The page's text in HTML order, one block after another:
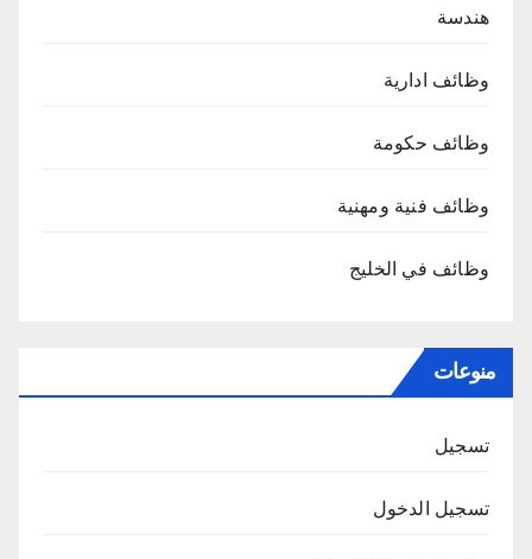
هندسة
وظائف ادارية
وظائف حكومة
وظائف فنية ومهنية
وظائف في الخليج
منوعات
تسجيل
تسجيل الدخول